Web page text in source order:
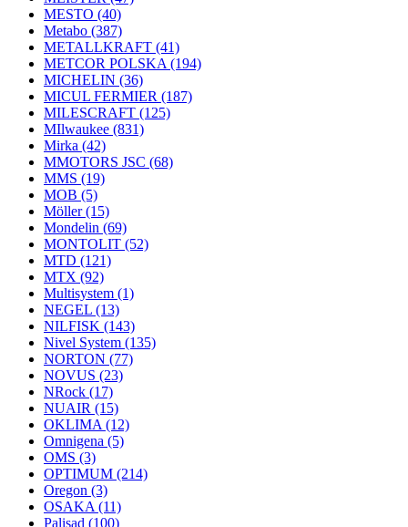
MESTO (40)
Metabo (387)
METALLKRAFT (41)
METCOR POLSKA (194)
MICHELIN (36)
MICUL FERMIER (187)
MILESCRAFT (125)
MIlwaukee (831)
Mirka (42)
MMOTORS JSC (68)
MMS (19)
MOB (5)
Möller(15)
Mondelin (69)
MONTOLIT (52)
MTD (121)
MTX (92)
Multisystem (1)
NEGEL (13)
NILFISK (143)
Nivel System (135)
NORTON (77)
NOVUS (23)
NRock (17)
NUAIR (15)
OKLIMA (12)
Omnigena (5)
OMS (3)
OPTIMUM (214)
Oregon (3)
OSAKA (11)
Palisad (100)